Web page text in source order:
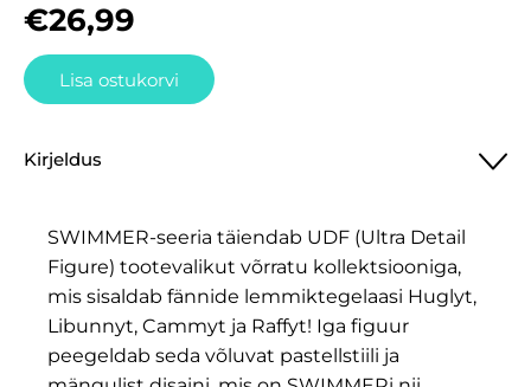
€26,99
Lisa ostukorvi
Kirjeldus
SWIMMER-seeria täiendab UDF (Ultra Detail
Figure) tootevalikut võrratu kollektsiooniga,
mis sisaldab fännide lemmiktegelaasi Huglyt,
Libunnyt, Cammyt ja Raffyt! Iga figuur
peegeldab seda võluvat pastellstiili ja